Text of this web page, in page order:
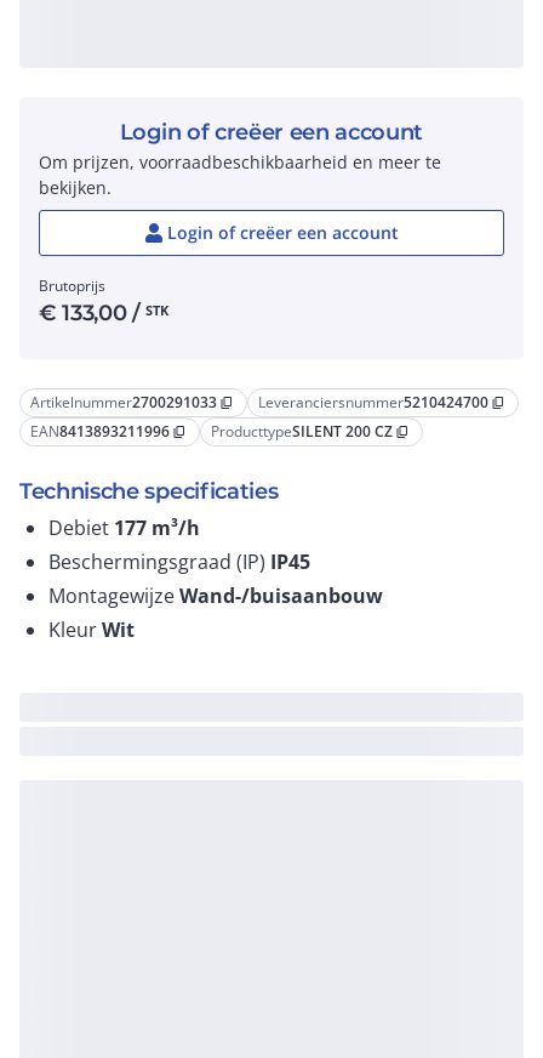
Artikelnummer2700291033 content_copy Leveranciersnummer5210424700 content_copy
EAN8413893211996 content_copy ProducttypeSILENT 200 CZ content_copy
Technische specificaties
Debiet 177 m³/h
Beschermingsgraad (IP) IP45
MontagewijzeWand-/buisaanbouw
KleurWit
Login of creëer een account
Om prijzen, voorraadbeschikbaarheid en meer te
bekijken.
Login of creëer een account
Brutoprijs
€133,00/ STK